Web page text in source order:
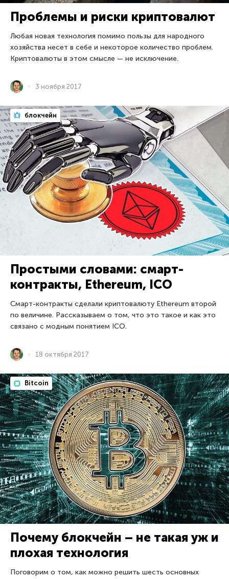
Проблемы и риски криптовалют
Любая новая технология помимо пользы для народного
хозяйства несет в себе и некоторое количество проблем.
Криптовалюты в этом смысле — не исключение.
3 ноября 2017
блокчейн
Простыми словами: смарт-
контракты, Ethereum, ICO
Смарт-контракты сделали криптовалюту Ethereum второй
по величине. Рассказываем о том, что это такое и как это
связано с модным понятием ICO.
18 октября 2017
Bitcoin
Почему блокчейн – не такая уж и
плохая технология
Поговорим о том, как можно решить шесть основных